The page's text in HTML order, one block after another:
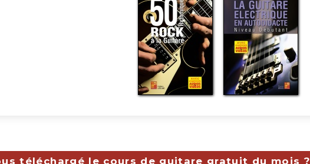
téléchargé le cours de guitare gratuit du mois ?